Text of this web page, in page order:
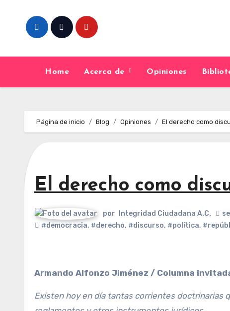
content
Home Acerca de Opiniones
Página de inicio Blog Opiniones El derecho como
El derecho como
por Integridad Ciudadana A.C.
#democracia, #derecho, #discurso, #política,
Armando Alfonzo Jiménez / Columna
Existen hoy en día tantas corrientes doctrinarias